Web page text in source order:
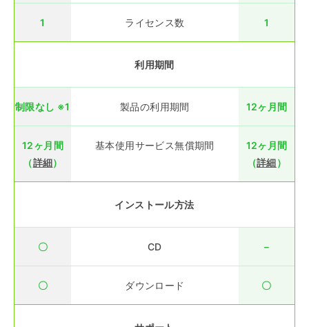
1 ライセンス数 1
利用期間
制限なし ※1 製品の利用期間 12ヶ月間
12ヶ月間
（詳細）
基本使用サービス無償期間
12ヶ月間
（詳細）
インストール方法
〇 CD －
〇 ダウンロード 〇